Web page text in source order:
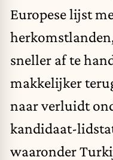
Europese lijst
sneller af te
makkelijker
naar verluidt
kandidaat-
waaronder